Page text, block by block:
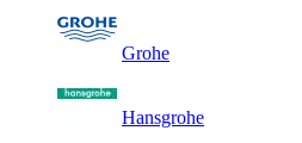
Grohe
Hansgrohe